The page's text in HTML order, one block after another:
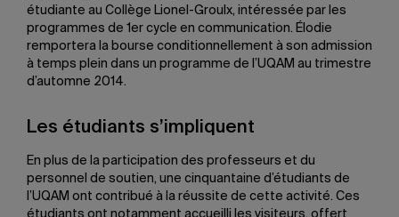
étudiante au Collège Lionel-Groulx, intéressée par les
programmes de 1er cycle en communication. Élodie
remportera la bourse conditionnellement à son admission
à temps plein dans un programme de l’UQAM au trimestre
d’automne 2014.
Les étudiants s’impliquent
En plus de la participation des professeurs et du
personnel de soutien, une cinquantaine d’étudiants de
l’UQAM ont contribué à la réussite de cette activité. Ces
étudiants ont notamment accueilli les visiteurs, offert